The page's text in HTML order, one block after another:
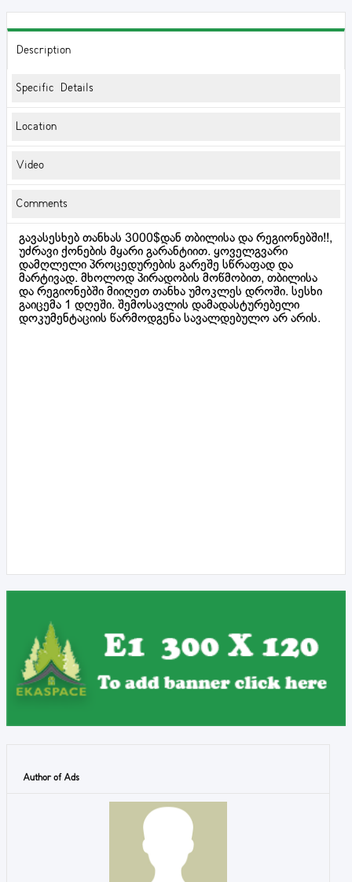
Description
Specific Details
Location
Video
Comments
გავასესხებ თანხას 3000$დან თბილისა და რეგიონებში!!,
უძრავი ქონების მყარი გარანტიით. ყოველგვარი
დამღლელი პროცედურების გარეშე სწრაფად და
მარტივად. მხოლოდ პირადობის მოწმობით, თბილისა
და რეგიონებში მიიღეთ თანხა უმოკლეს დროში. სესხი
გაიცემა 1 დღეში. შემოსავლის დამადასტურებელი
დოკუმენტაციის წარმოდგენა სავალდებულო არ არის.
Author of Ads